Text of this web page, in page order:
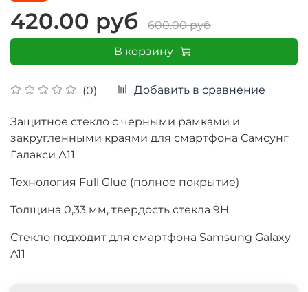
(0) Добавить в сравнение
420.00 руб
600.00 руб
В корзину
Защитное стекло с черными рамками и
закругленными краями для смартфона Самсунг
Галакси А11
Технология Full Glue (полное покрытие)
Толщина 0,33 мм, твердость стекла 9Н
Стекло подходит для смартфона Samsung Galaxy
A11